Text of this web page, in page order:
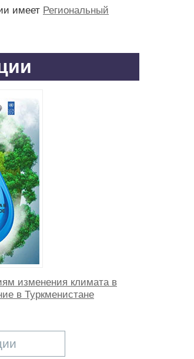
имеет Региональный
изменения климата в
в Туркменистане